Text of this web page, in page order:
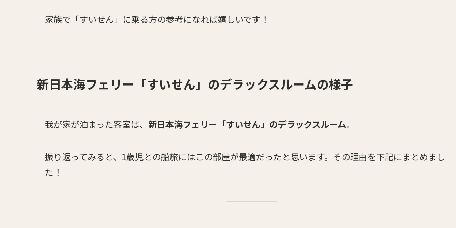
家族で「すいせん」に乗る方の参考になれば嬉しいです！
新日本海フェリー「すいせん」のデラックスルームの様子
我が家が泊まった客室は、 新日本海フェリー「すいせん」のデラックスルーム。
振り返ってみると、1歳児との船旅にはこの部屋が最適だったと思います。その理由を下記にまとめまし
た！